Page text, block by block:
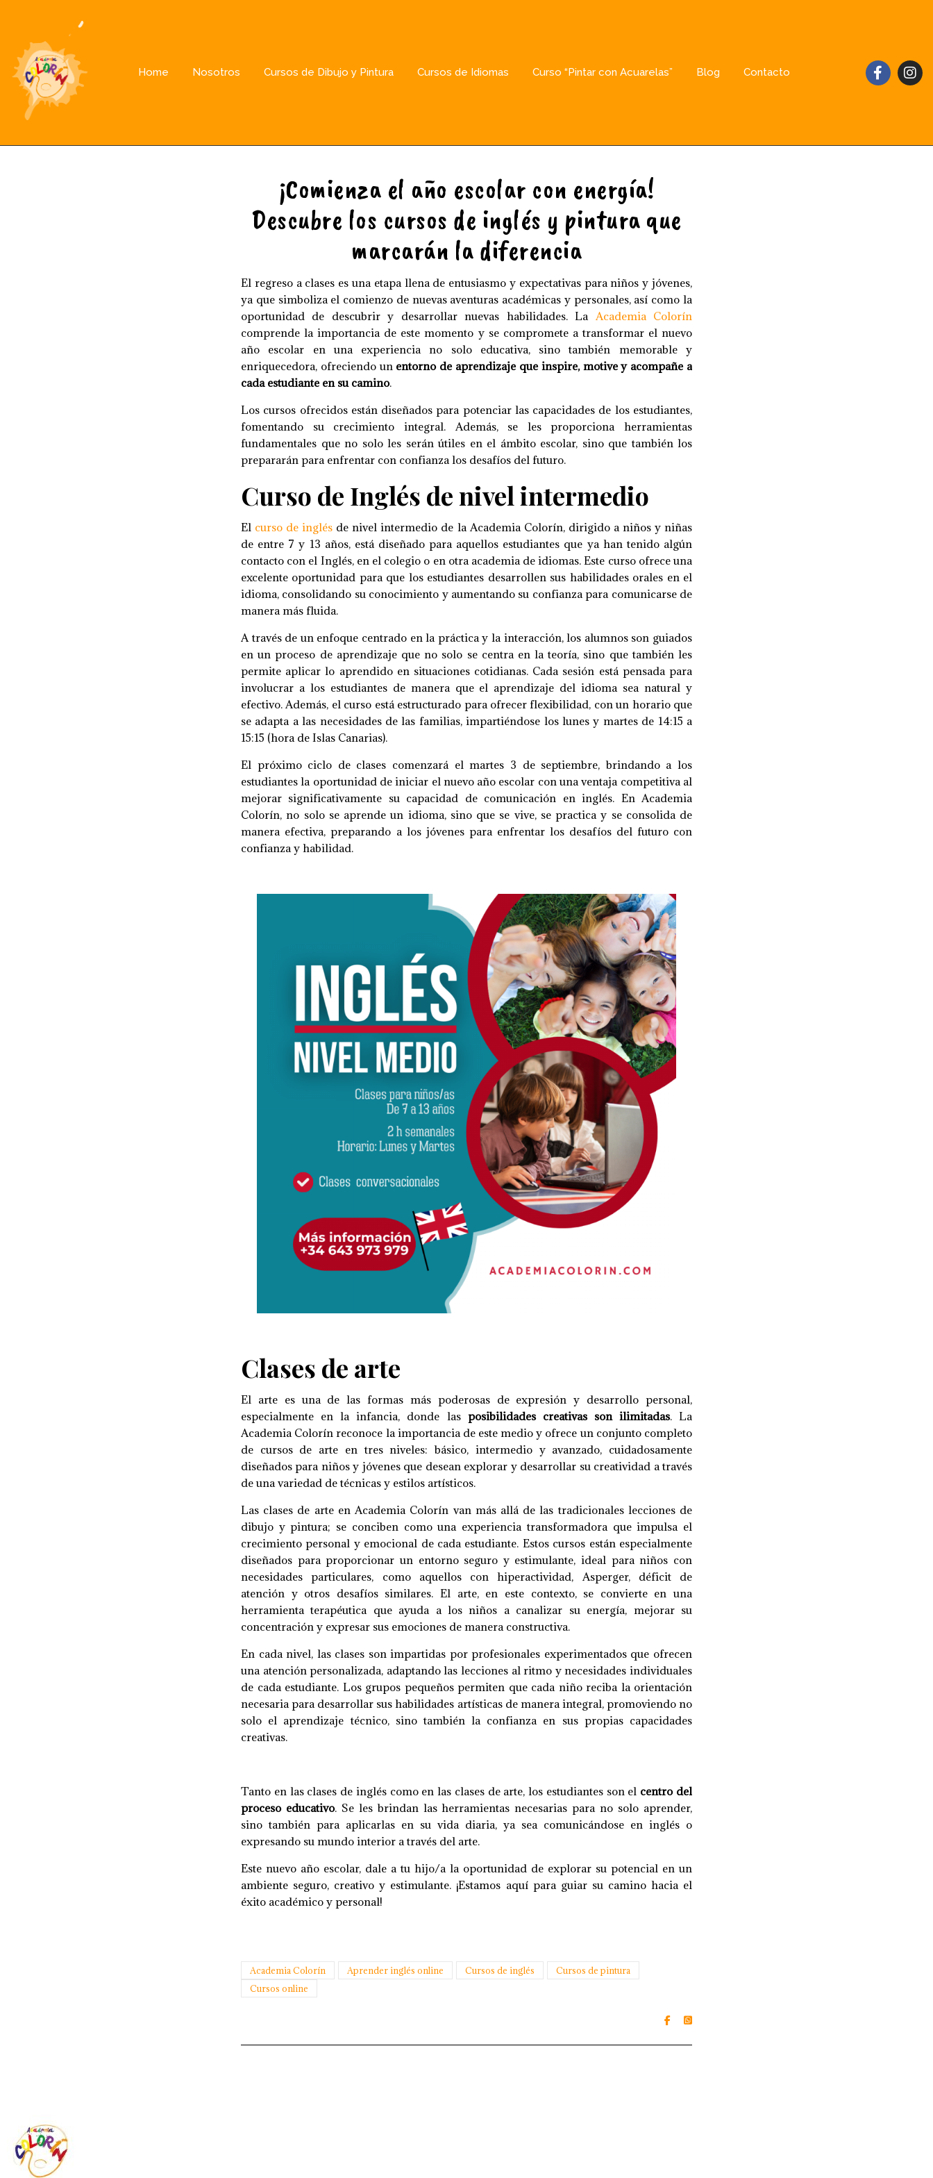
Home Nosotros Cursos de Dibujo y Pintura Cursos de Idiomas Curso “Pintar con Acuarelas” Blog Contacto
¡Comienza el año escolar con energía!
Descubre los cursos de inglés y pintura que
marcarán la diferencia
El regreso a clases es una etapa llena de entusiasmo y expectativas para niños y jóvenes,
ya que simboliza el comienzo de nuevas aventuras académicas y personales, así como la
oportunidad de descubrir y desarrollar nuevas habilidades. La Academia Colorín
comprende la importancia de este momento y se compromete a transformar el nuevo
año escolar en una experiencia no solo educativa, sino también memorable y
enriquecedora, ofreciendo un entorno de aprendizaje que inspire, motive y acompañe a
cada estudiante en su camino.
Los cursos ofrecidos están diseñados para potenciar las capacidades de los estudiantes,
fomentando su crecimiento integral. Además, se les proporciona herramientas
fundamentales que no solo les serán útiles en el ámbito escolar, sino que también los
prepararán para enfrentar con confianza los desafíos del futuro.
Curso de Inglés de nivel intermedio
El curso de inglés de nivel intermedio de la Academia Colorín, dirigido a niños y niñas
de entre 7 y 13 años, está diseñado para aquellos estudiantes que ya han tenido algún
contacto con el Inglés, en el colegio o en otra academia de idiomas. Este curso ofrece una
excelente oportunidad para que los estudiantes desarrollen sus habilidades orales en el
idioma, consolidando su conocimiento y aumentando su confianza para comunicarse de
manera más fluida.
A través de un enfoque centrado en la práctica y la interacción, los alumnos son guiados
en un proceso de aprendizaje que no solo se centra en la teoría, sino que también les
permite aplicar lo aprendido en situaciones cotidianas. Cada sesión está pensada para
involucrar a los estudiantes de manera que el aprendizaje del idioma sea natural y
efectivo. Además, el curso está estructurado para ofrecer flexibilidad, con un horario que
se adapta a las necesidades de las familias, impartiéndose los lunes y martes de 14:15 a
15:15 (hora de Islas Canarias).
El próximo ciclo de clases comenzará el martes 3 de septiembre, brindando a los
estudiantes la oportunidad de iniciar el nuevo año escolar con una ventaja competitiva al
mejorar significativamente su capacidad de comunicación en inglés. En Academia
Colorín, no solo se aprende un idioma, sino que se vive, se practica y se consolida de
manera efectiva, preparando a los jóvenes para enfrentar los desafíos del futuro con
confianza y habilidad.
Clases de arte
El arte es una de las formas más poderosas de expresión y desarrollo personal,
especialmente en la infancia, donde las posibilidades creativas son ilimitadas. La
Academia Colorín reconoce la importancia de este medio y ofrece un conjunto completo
de cursos de arte en tres niveles: básico, intermedio y avanzado, cuidadosamente
diseñados para niños y jóvenes que desean explorar y desarrollar su creatividad a través
de una variedad de técnicas y estilos artísticos.
Las clases de arte en Academia Colorín van más allá de las tradicionales lecciones de
dibujo y pintura; se conciben como una experiencia transformadora que impulsa el
crecimiento personal y emocional de cada estudiante. Estos cursos están especialmente
diseñados para proporcionar un entorno seguro y estimulante, ideal para niños con
necesidades particulares, como aquellos con hiperactividad, Asperger, déficit de
atención y otros desafíos similares. El arte, en este contexto, se convierte en una
herramienta terapéutica que ayuda a los niños a canalizar su energía, mejorar su
concentración y expresar sus emociones de manera constructiva.
En cada nivel, las clases son impartidas por profesionales experimentados que ofrecen
una atención personalizada, adaptando las lecciones al ritmo y necesidades individuales
de cada estudiante. Los grupos pequeños permiten que cada niño reciba la orientación
necesaria para desarrollar sus habilidades artísticas de manera integral, promoviendo no
solo el aprendizaje técnico, sino también la confianza en sus propias capacidades
creativas.
Tanto en las clases de inglés como en las clases de arte, los estudiantes son el centro del
proceso educativo. Se les brindan las herramientas necesarias para no solo aprender,
sino también para aplicarlas en su vida diaria, ya sea comunicándose en inglés o
expresando su mundo interior a través del arte.
Este nuevo año escolar, dale a tu hijo/a la oportunidad de explorar su potencial en un
ambiente seguro, creativo y estimulante. ¡Estamos aquí para guiar su camino hacia el
éxito académico y personal!
Academia Colorín Aprender inglés online Cursos de inglés
Cursos de pintura
Cursos online